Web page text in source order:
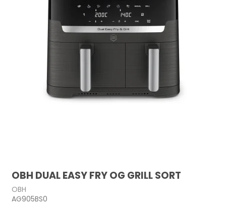
OBH DUAL EASY FRY OG GRILL SORT
OBH
AG905BS0